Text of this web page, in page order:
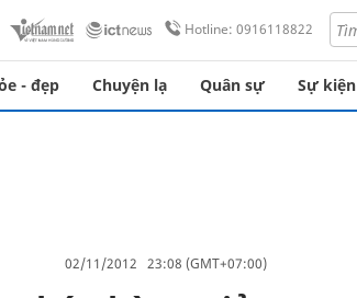
Hotline: 0916118822
- đẹp Chuyện lạ Quân sự Sự kiện
02/11/2012 23:08 (GMT+07:00)